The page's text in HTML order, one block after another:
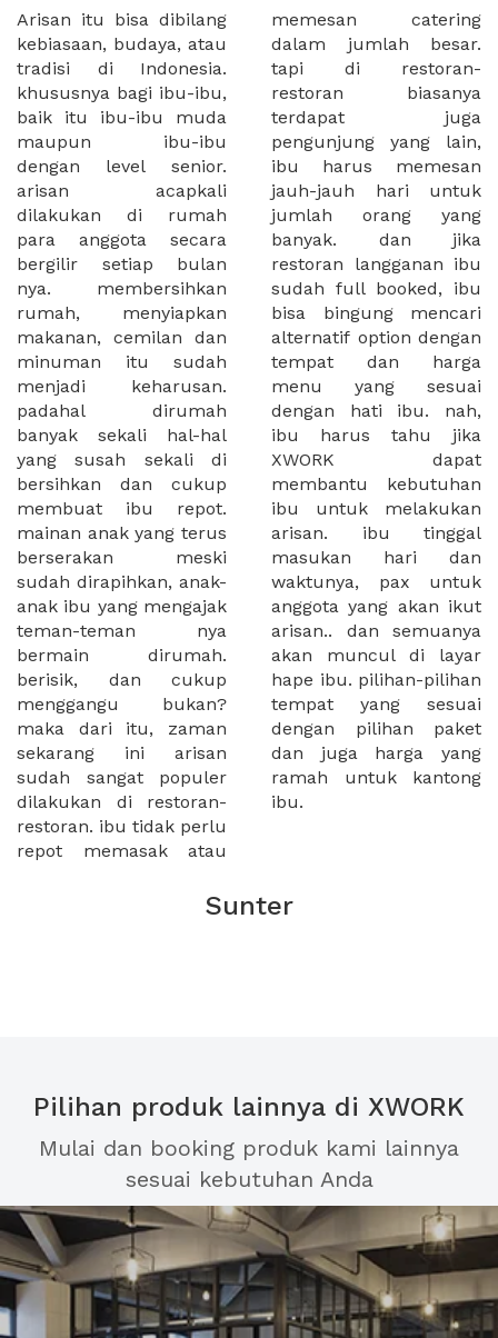
Arisan itu bisa dibilang
kebiasaan, budaya, atau
tradisi di Indonesia.
khususnya bagi ibu-ibu,
baik itu ibu-ibu muda
maupun ibu-ibu
dengan level senior.
arisan acapkali
dilakukan di rumah
para anggota secara
bergilir setiap bulan
nya. membersihkan
rumah, menyiapkan
makanan, cemilan dan
minuman itu sudah
menjadi keharusan.
padahal dirumah
banyak sekali hal-hal
yang susah sekali di
bersihkan dan cukup
membuat ibu repot.
mainan anak yang terus
berserakan meski
sudah dirapihkan, anak-
anak ibu yang mengajak
teman-teman nya
bermain dirumah.
berisik, dan cukup
menggangu bukan?
maka dari itu, zaman
sekarang ini arisan
sudah sangat populer
dilakukan di restoran-
restoran. ibu tidak perlu
repot memasak atau
memesan catering
dalam jumlah besar.
tapi di restoran-
restoran biasanya
terdapat juga
pengunjung yang lain,
ibu harus memesan
jauh-jauh hari untuk
jumlah orang yang
banyak. dan jika
restoran langganan ibu
sudah full booked, ibu
bisa bingung mencari
alternatif option dengan
tempat dan harga
menu yang sesuai
dengan hati ibu. nah,
ibu harus tahu jika
XWORK dapat
membantu kebutuhan
ibu untuk melakukan
arisan. ibu tinggal
masukan hari dan
waktunya, pax untuk
anggota yang akan ikut
arisan.. dan semuanya
akan muncul di layar
hape ibu. pilihan-pilihan
tempat yang sesuai
dengan pilihan paket
dan juga harga yang
ramah untuk kantong
ibu.
Sunter
Pilihan produk lainnya di XWORK
Mulai dan booking produk kami lainnya
sesuai kebutuhan Anda